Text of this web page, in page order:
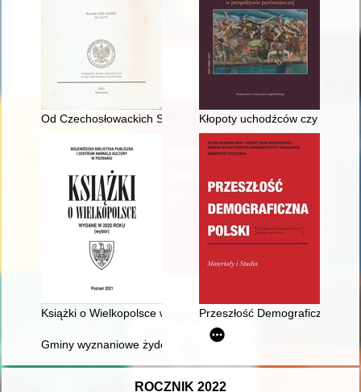
Od Czechosłowackich Sił Zbrojnych do Czechosłowackiej
Kłopoty uchodźców czy
Książki o Wielkopolsce wydane w 2020 roku : (wybór)
Przeszłość Demograficzna
Gminy wyznaniowe żydowskie powiatu wągrowieckiego :
ROCZNIK 2022